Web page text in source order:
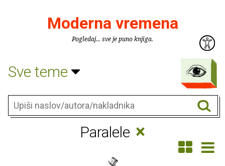
Moderna vremena
Pogledaj... sve je puno knjiga.
Sve teme
Paralele ×